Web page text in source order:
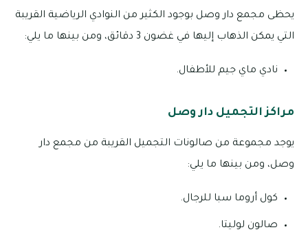
يحظى مجمع دار وصل بوجود الكثير من النوادي الرياضية القريبة
التي يمكن الذهاب إليها في غضون 3 دقائق، ومن بينها ما يلي:
نادي ماي جيم للأطفال.
مراكز التجميل دار وصل
يوجد مجموعة من صالونات التجميل القريبة من مجمع دار
وصل، ومن بينها ما يلي:
كول أروما سبا للرجال.
صالون لوليتا.